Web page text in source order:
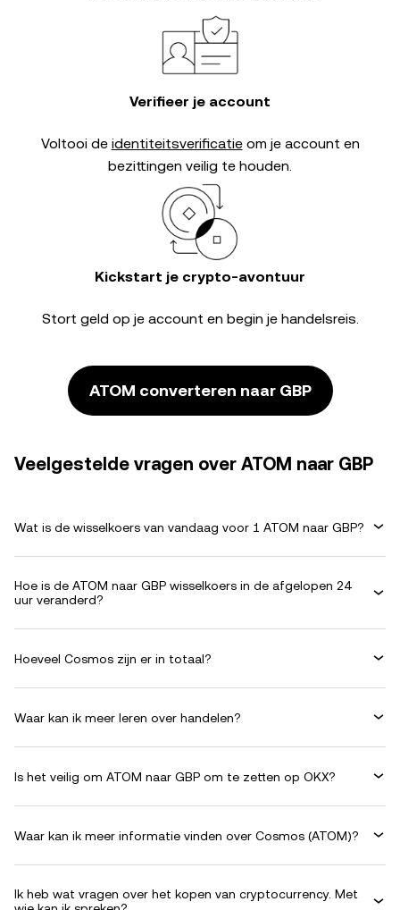
Verifieer je account
Voltooi de identiteitsverificatieom je account en
bezittingen veilig te houden.
Kickstart je crypto-avontuur
Stort geld op je account en begin je handelsreis.
ATOM converteren naar GBP
Veelgestelde vragen over ATOM naar GBP
Wat is de wisselkoers van vandaag voor 1 ATOM naar GBP?
Hoe is de ATOM naar GBP wisselkoers in de afgelopen 24
uur veranderd?
Hoeveel Cosmos zijn er in totaal?
Waar kan ik meer leren over handelen?
Is het veilig om ATOM naar GBP om te zetten op OKX?
Waar kan ik meer informatie vinden over Cosmos (ATOM)?
Ik heb wat vragen over het kopen van cryptocurrency. Met